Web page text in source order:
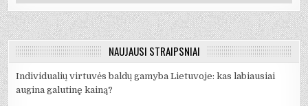
NAUJAUSI STRAIPSNIAI
Individualių virtuvės baldų gamyba Lietuvoje: kas labiausiai
augina galutinę kainą?